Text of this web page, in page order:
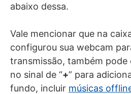
abaixo dessa.
Vale mencionar que na
configurou sua webcam
transmissão, também
no sinal de “+” para
fundo, incluir músicas